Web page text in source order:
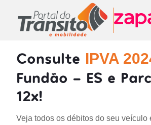
Consulte IPVA
Fundão - ES e
12x!
Veja todos os débitos do seu veículo